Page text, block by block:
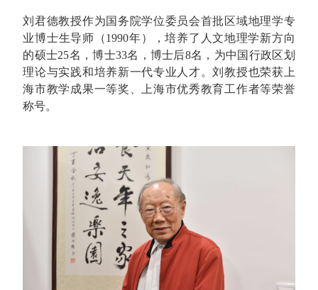
刘君德教授作为国务院学位委员会首批区域地理学专
业博士生导师（1990年），培养了人文地理学新方向
的硕士25名，博士33名，博士后8名，为中国行政区划
理论与实践和培养新一代专业人才。刘教授也荣获上
海市教学成果一等奖、上海市优秀教育工作者等荣誉
称号。